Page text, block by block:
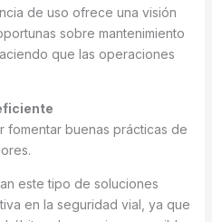
de uso ofrece una visión
sobre mantenimiento
que las operaciones
fomentar buenas prácticas de
este tipo de soluciones
en la seguridad vial, ya que